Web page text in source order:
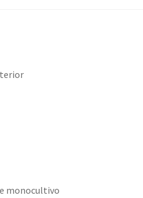
monocultivo